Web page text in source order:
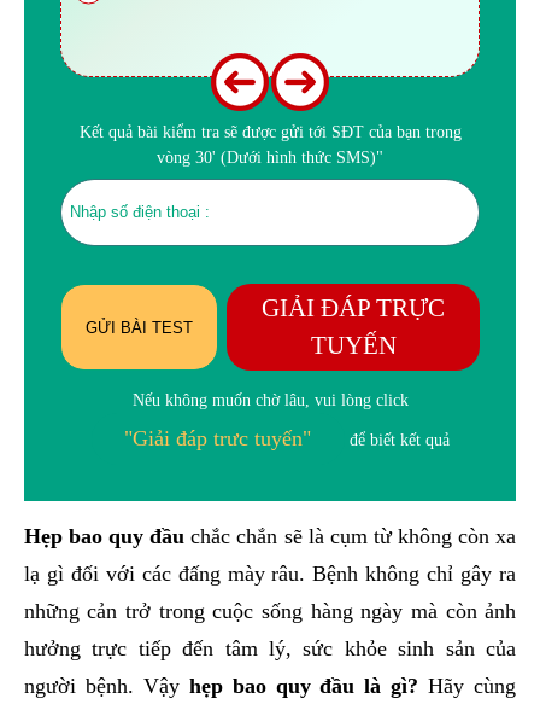
Kết quả bài kiểm tra sẽ được gửi tới SĐT của bạn trong
vòng 30' (Dưới hình thức SMS)"
GỬI BÀI TEST
GIẢI ĐÁP TRỰC
TUYẾN
Nếu không muốn chờ lâu, vui lòng click
"Giải đáp trưc tuyến" để biết kết quả
Hẹp bao quy đầu chắc chắn sẽ là cụm từ không còn xa
lạ gì đối với các đấng mày râu. Bệnh không chỉ gây ra
những cản trở trong cuộc sống hàng ngày mà còn ảnh
hưởng trực tiếp đến tâm lý, sức khỏe sinh sản của
người bệnh. Vậy hẹp bao quy đầu là gì? Hãy cùng